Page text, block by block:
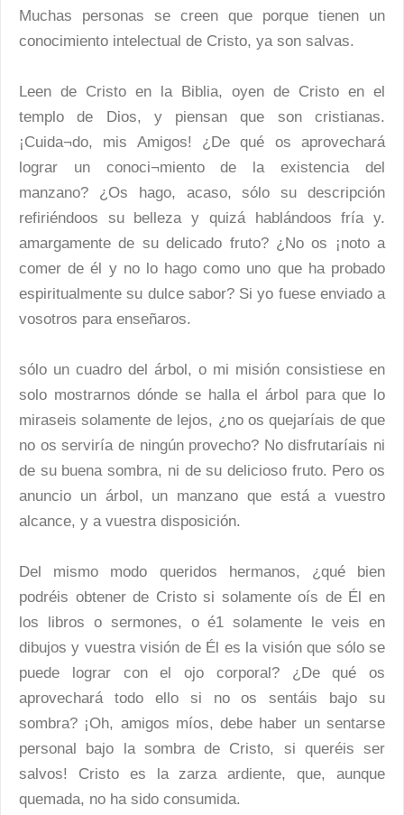
Muchas personas se creen que porque tienen un
conocimiento intelectual de Cristo, ya son salvas.
Leen de Cristo en la Biblia, oyen de Cristo en el
templo de Dios, y piensan que son cristianas.
¡Cuida¬do, mis Amigos! ¿De qué os aprovechará
lograr un conoci¬miento de la existencia del
manzano? ¿Os hago, acaso, sólo su descripción
refiriéndoos su belleza y quizá hablándoos fría y.
amargamente de su delicado fruto? ¿No os ¡noto a
comer de él y no lo hago como uno que ha probado
espiritualmente su dulce sabor? Si yo fuese enviado a
vosotros para enseñaros.
sólo un cuadro del árbol, o mi misión consistiese en
solo mostrarnos dónde se halla el árbol para que lo
miraseis solamente de lejos, ¿no os quejaríais de que
no os serviría de ningún provecho? No disfrutaríais ni
de su buena sombra, ni de su delicioso fruto. Pero os
anuncio un árbol, un manzano que está a vuestro
alcance, y a vuestra disposición.
Del mismo modo queridos hermanos, ¿qué bien
podréis obtener de Cristo si solamente oís de Él en
los libros o sermones, o é1 solamente le veis en
dibujos y vuestra visión de Él es la visión que sólo se
puede lograr con el ojo corporal? ¿De qué os
aprovechará todo ello si no os sentáis bajo su
sombra? ¡Oh, amigos míos, debe haber un sentarse
personal bajo la sombra de Cristo, si queréis ser
salvos! Cristo es la zarza ardiente, que, aunque
quemada, no ha sido consumida.